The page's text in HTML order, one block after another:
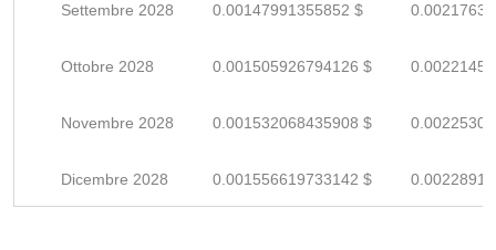
Settembre 2028 0.00147991355852 $
Ottobre 2028 0.001505926794126 $
Novembre 2028 0.001532068435908 $
Dicembre 2028 0.001556619733142 $